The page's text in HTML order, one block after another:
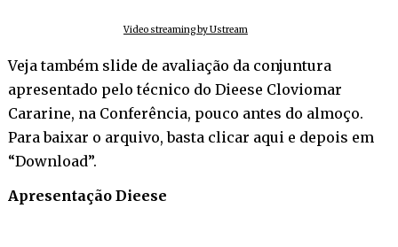
Video streaming by Ustream
Veja também slide de avaliação da conjuntura
apresentado pelo técnico do Dieese Cloviomar
Cararine, na Conferência, pouco antes do almoço.
Para baixar o arquivo,basta clicar aqui e depois em
“Download”.
Apresentação Dieese